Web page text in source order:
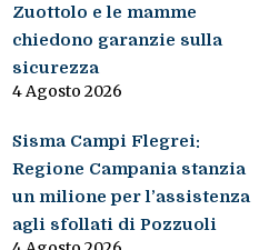
Zuottolo e le mamme
chiedono garanzie sulla
sicurezza
4 Agosto 2026
Sisma Campi Flegrei:
Regione Campania stanzia
un milione per l’assistenza
agli sfollati di Pozzuoli